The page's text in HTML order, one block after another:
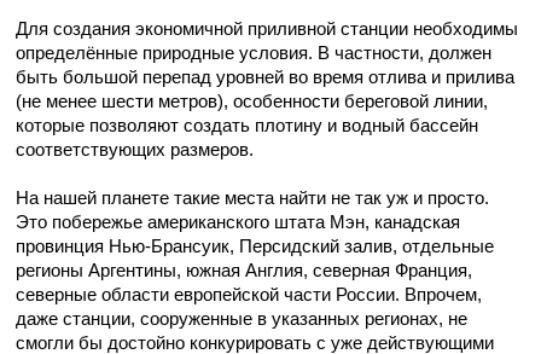
Для создания экономичной приливной станции необходимы
определённые природные условия. В частности, должен
быть большой перепад уровней во время отлива и прилива
(не менее шести метров), особенности береговой линии,
которые позволяют создать плотину и водный бассейн
соответствующих размеров.
На нашей планете такие места найти не так уж и просто.
Это побережье американского штата Мэн, канадская
провинция Нью-Брансуик, Персидский залив, отдельные
регионы Аргентины, южная Англия, северная Франция,
северные области европейской части России. Впрочем,
даже станции, сооруженные в указанных регионах, не
смогли бы достойно конкурировать с уже действующими